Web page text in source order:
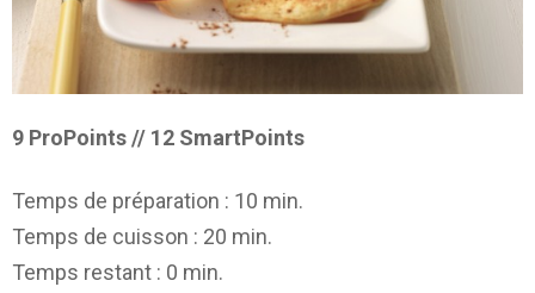
9 ProPoints // 12 SmartPoints
Temps de préparation : 10 min.
Temps de cuisson : 20 min.
Temps restant : 0 min.